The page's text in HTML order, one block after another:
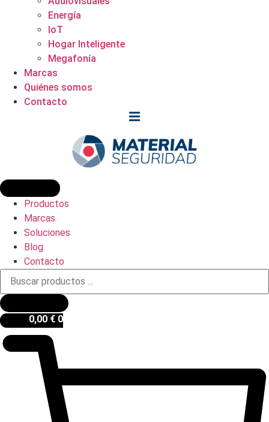
Energía
IoT
Hogar Inteligente
Megafonía
Marcas
Quiénes somos
Contacto
Productos
Marcas
Soluciones
Blog
Contacto
Búsqueda
productos
0,00 € 0